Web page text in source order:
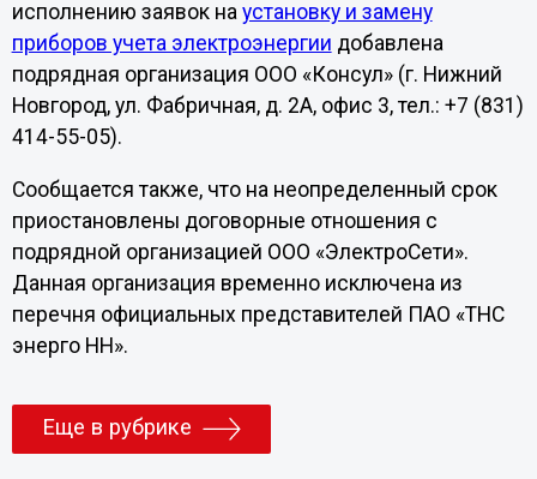
исполнению заявок на установку и замену
приборов учета электроэнергии добавлена
подрядная организация ООО «Консул» (г. Нижний
Новгород, ул. Фабричная, д. 2А, офис 3, тел.: +7 (831)
414-55-05).
Сообщается также, что на неопределенный срок
приостановлены договорные отношения с
подрядной организацией ООО «ЭлектроСети».
Данная организация временно исключена из
перечня официальных представителей ПАО «ТНС
энерго НН».
Еще в рубрике